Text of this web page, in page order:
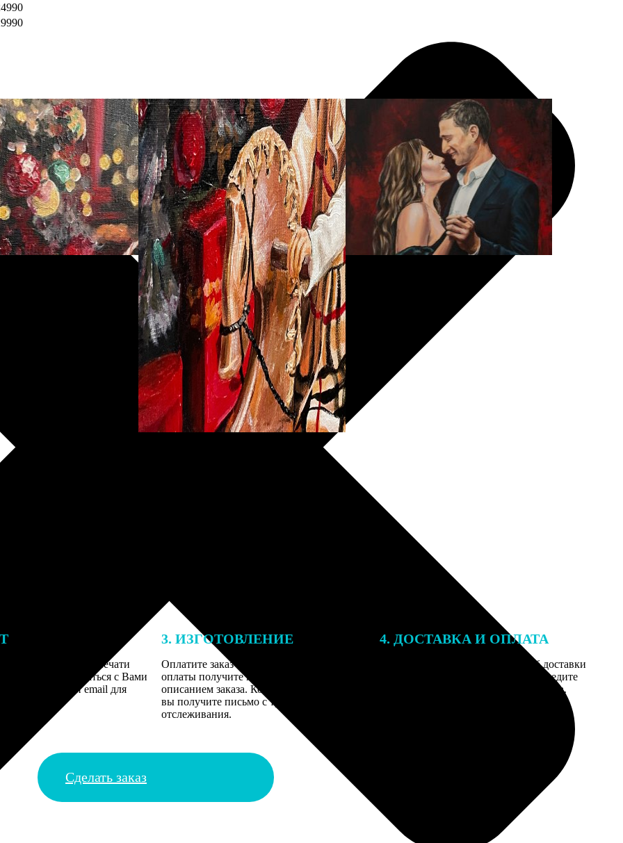
заказа к печати
могут связаться с Вами
телефону или email для
3. ИЗГОТОВЛЕНИЕ
Оплатите заказ банковской картой. После
оплаты получите подтверждение на email с
описанием заказа. Когда отправим заказ
вы получите письмо с трек-номером для
отслеживания.
4. ДОСТАВКА И ОПЛАТА
Введите адрес и выберите способ доставки
заказа. Если у вас есть промокод, введите
его в специальное поле для промокода.
Сделать заказ